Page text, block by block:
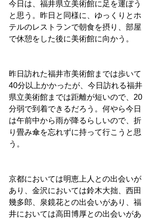
今日は、福井県立美術館に足を運ぼう
と思う。昨日と同様に、ゆっくりとホ
テルのレストランで朝食を摂り、部屋
で休憩をした後に美術館に向かう。
昨日訪れた福井市美術館までは歩いて
40分以上かかったが、今日訪れる福井
県立美術館までは距離が短いので、20
分弱で到着できるだろう。何やら今日
は午前中から雨が降るらしいので、折
り畳み傘を忘れずに持って行こうと思
う。
京都においては明恵上人との出会いが
あり、金沢においては鈴木大拙、西田
幾多郎、泉鏡花との出会いがあり、福
井においては高田博厚との出会いがあ